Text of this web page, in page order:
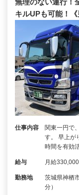
キルUPも可能！《
仕事内容
関東一円で
す。 早上が
時間を有効
給与 月給
勤務地
茨城県神栖
分）